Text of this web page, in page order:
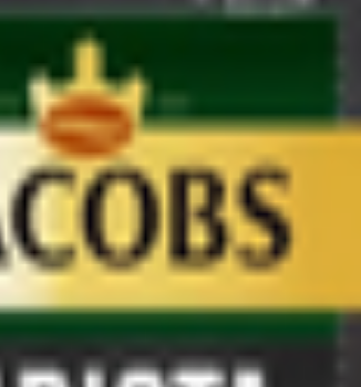
Ноты ореха и молочного